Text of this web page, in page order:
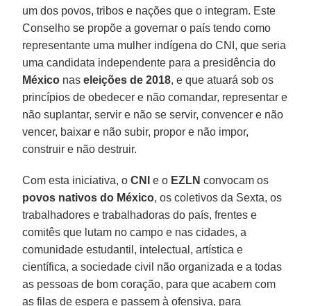
um dos povos, tribos e nações que o integram. Este
Conselho se propõe a governar o país tendo como
representante uma mulher indígena do CNI, que seria
uma candidata independente para a presidência do
México naseleições de 2018, e que atuará sob os
princípios de obedecer e não comandar, representar e
não suplantar, servir e não se servir, convencer e não
vencer, baixar e não subir, propor e não impor,
construir e não destruir.
Com esta iniciativa, oCNI e o EZLN convocam os
povos nativos do México, os coletivos da Sexta, os
trabalhadores e trabalhadoras do país, frentes e
comitês que lutam no campo e nas cidades, a
comunidade estudantil, intelectual, artística e
científica, a sociedade civil não organizada e a todas
as pessoas de bom coração, para que acabem com
as filas de espera e passem à ofensiva, para